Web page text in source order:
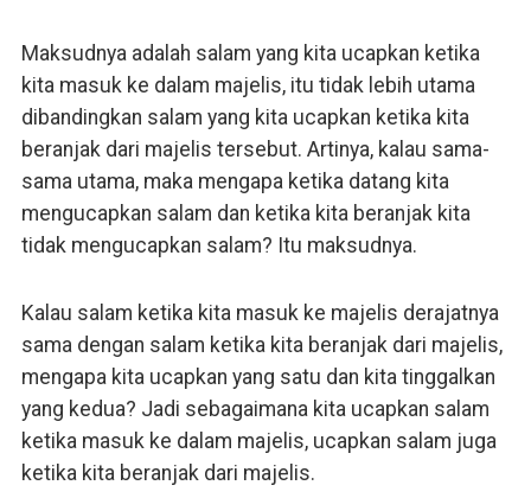
Maksudnya adalah salam yang kita ucapkan ketika
kita masuk ke dalam majelis, itu tidak lebih utama
dibandingkan salam yang kita ucapkan ketika kita
beranjak dari majelis tersebut. Artinya, kalau sama-
sama utama, maka mengapa ketika datang kita
mengucapkan salam dan ketika kita beranjak kita
tidak mengucapkan salam? Itu maksudnya.
Kalau salam ketika kita masuk ke majelis derajatnya
sama dengan salam ketika kita beranjak dari majelis,
mengapa kita ucapkan yang satu dan kita tinggalkan
yang kedua? Jadi sebagaimana kita ucapkan salam
ketika masuk ke dalam majelis, ucapkan salam juga
ketika kita beranjak dari majelis.